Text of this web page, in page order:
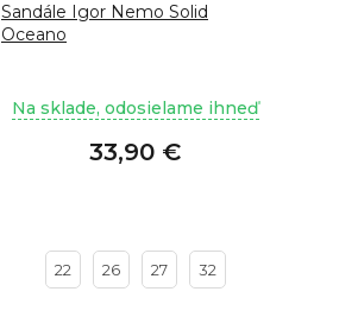
Sandále Igor Nemo Solid
Oceano
Na sklade, odosielame ihneď
33,90 €
22 26 27 32